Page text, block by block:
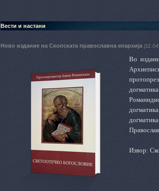
Вести и настани
Ново издание на Скопската православна епархија
Во
Извор: